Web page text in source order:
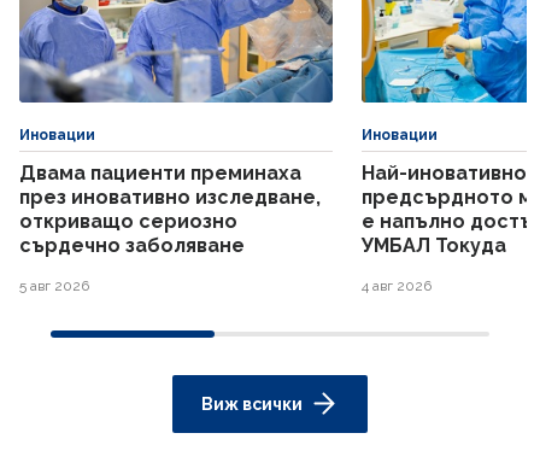
Иновации
Двама пациенти преминаха
през иновативно изследване,
откриващо сериозно
сърдечно заболяване
5 авг 2026
Иновации
Най-
предсърдното
е напълно
УМБАЛ Токуда
4 авг 2026
Виж всички